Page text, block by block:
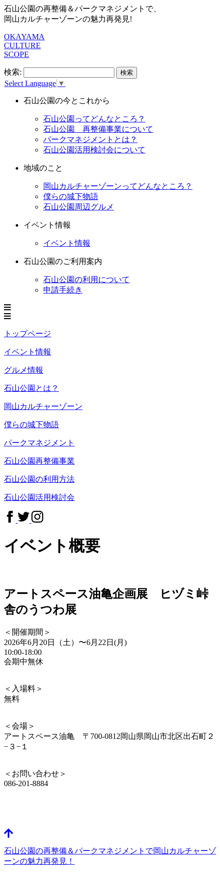
石山公園の再整備＆パークマネジメントで、
岡山カルチャーゾーンの魅力再発見!
OKAYAMA
CULTURE
SCOPE
検索:
Select Language ▼
石山公園の今とこれから
石山公園ってどんなところ？
石山公園 再整備事業について
パークマネジメントとは？
石山公園活用検討会について
地域のこと
岡山カルチャーゾーンってどんなところ？
僕らの城下物語
石山公園周辺グルメ
イベント情報
イベント情報
石山公園のご利用案内
石山公園の利用について
申請手続き
トップページ
イベント情報
グルメ情報
石山公園とは？
岡山カルチャーゾーン
僕らの城下物語
パークマネジメント
石山公園再整備事業
石山公園の利用方法
石山公園活用検討会
イベント概要
アートスペース油亀企画展 ヒヅミ峠
舎のうつわ展
＜開催期間＞
2026年6月20日（土）〜6月22日(月)
10:00-18:00
会期中無休
＜入場料＞
無料
＜会場＞
アートスペース油亀 〒700-0812岡山県岡山市北区出石町２
−３−１
＜お問い合わせ＞
086-201-8884
石山公園の再整備＆パークマネジメントで岡山カルチャーゾ
ーンの魅力再発見！